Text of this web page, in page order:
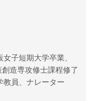
子短期大学卒業、
造専攻修士課程修了
教員、ナレーター